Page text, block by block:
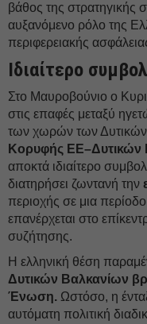
βάθος της στρατηγικής
αυξανόμενο ρόλο της
περιφερειακής
Ιδιαίτερο
Στο Μαυροβούνιο ο
στις επαφές μεταξύ
των χωρών των Δυτικών
Κορυφής ΕΕ–Δυτικών
αποκτά ιδιαίτερο
διατηρήσει ζωντανή την
περιοχής σε μια
επανέρχεται στο
συζήτησης.
Η ελληνική θέση
Δυτικών Βαλκανίων
Ένωση. Ωστόσο, η
αυτόματη πολιτική